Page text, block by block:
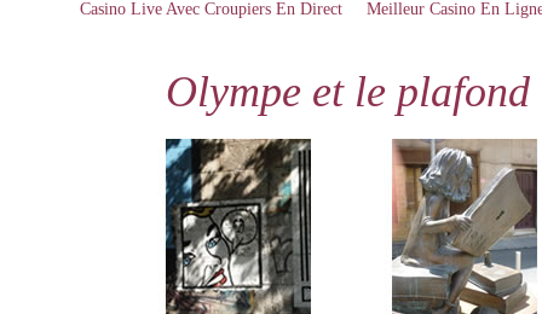
Casino Live Avec Croupiers En Direct Meilleur Casino En
Olympe et le plafond